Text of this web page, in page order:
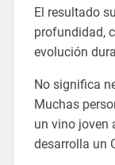
El resultado
profundidad,
evolución
No significa
Muchas
un vino joven
desarrolla un